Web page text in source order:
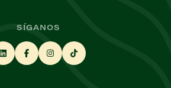
SÍGANOS